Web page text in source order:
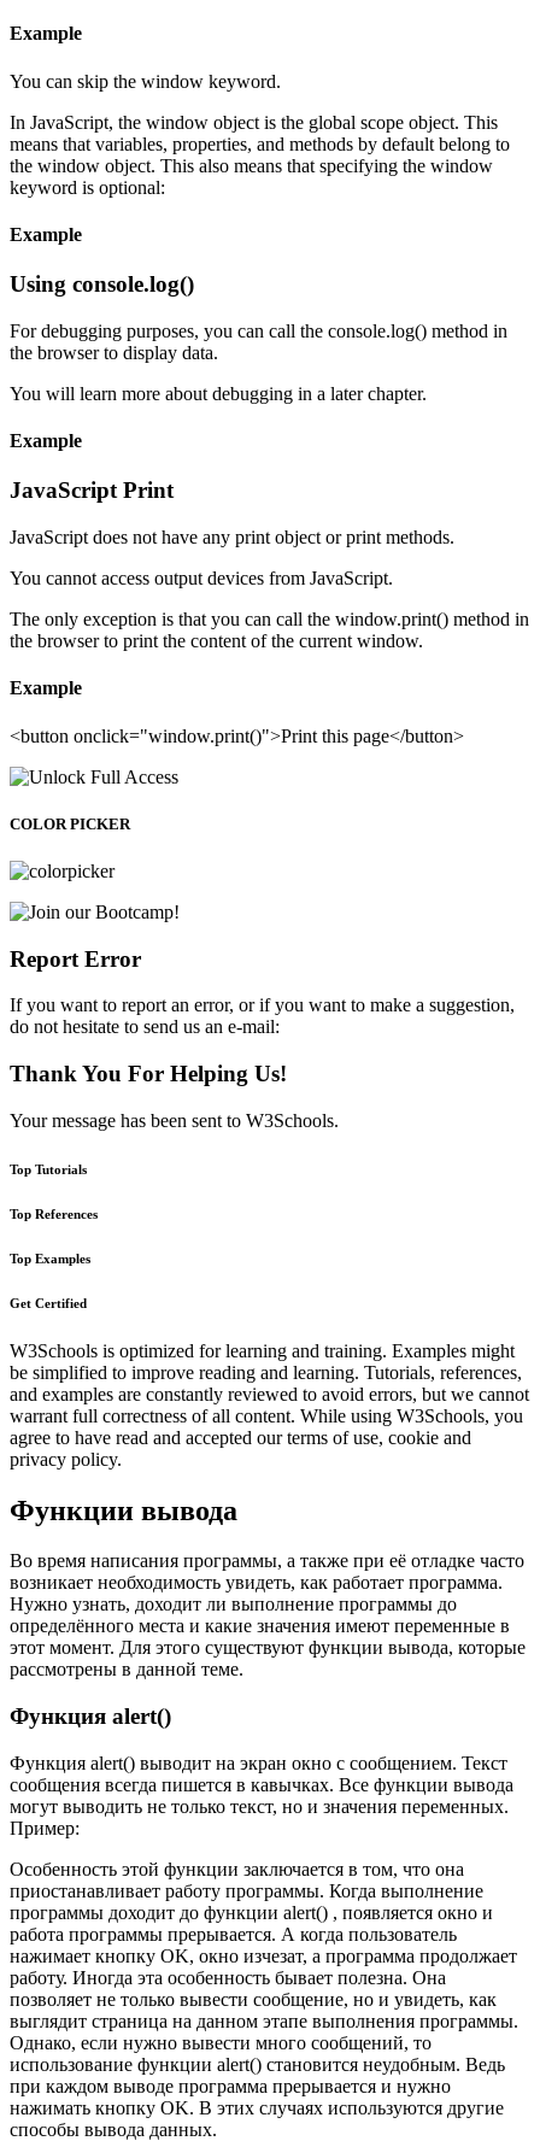
Example
You can skip the window keyword.
In JavaScript, the window object is the global scope object. This
means that variables, properties, and methods by default belong to
the window object. This also means that specifying the window
keyword is optional:
Example
Using console.log()
For debugging purposes, you can call the console.log() method in
the browser to display data.
You will learn more about debugging in a later chapter.
Example
JavaScript Print
JavaScript does not have any print object or print methods.
You cannot access output devices from JavaScript.
The only exception is that you can call the window.print() method in
the browser to print the content of the current window.
Example
<button onclick="window.print()">Print this page</button>
COLOR PICKER
Report Error
If you want to report an error, or if you want to make a suggestion,
do not hesitate to send us an e-mail:
Thank You For Helping Us!
Your message has been sent to W3Schools.
Top Tutorials
Top References
Top Examples
Get Certified
W3Schools is optimized for learning and training. Examples might
be simplified to improve reading and learning. Tutorials, references,
and examples are constantly reviewed to avoid errors, but we cannot
warrant full correctness of all content. While using W3Schools, you
agree to have read and accepted our terms of use, cookie and
privacy policy.
Функции вывода
Во время написания программы, а также при её отладке часто
возникает необходимость увидеть, как работает программа.
Нужно узнать, доходит ли выполнение программы до
определённого места и какие значения имеют переменные в
этот момент. Для этого существуют функции вывода, которые
рассмотрены в данной теме.
Функция alert()
Функция alert() выводит на экран окно с сообщением. Текст
сообщения всегда пишется в кавычках. Все функции вывода
могут выводить не только текст, но и значения переменных.
Пример:
Особенность этой функции заключается в том, что она
приостанавливает работу программы. Когда выполнение
программы доходит до функции alert() , появляется окно и
работа программы прерывается. А когда пользователь
нажимает кнопку OK, окно изчезат, а программа продолжает
работу. Иногда эта особенность бывает полезна. Она
позволяет не только вывести сообщение, но и увидеть, как
выглядит страница на данном этапе выполнения программы.
Однако, если нужно вывести много сообщений, то
использование функции alert() становится неудобным. Ведь
при каждом выводе программа прерывается и нужно
нажимать кнопку OK. В этих случаях используются другие
способы вывода данных.